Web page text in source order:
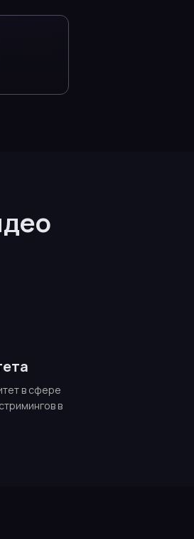
в сфере
в